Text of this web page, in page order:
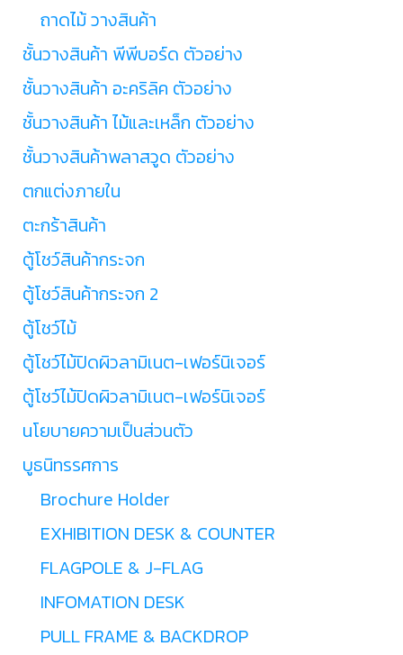
ถาดไม้ วางสินค้า
ชั้นวางสินค้า พีพีบอร์ด ตัวอย่าง
ชั้นวางสินค้า อะคริลิค ตัวอย่าง
ชั้นวางสินค้า ไม้และเหล็ก ตัวอย่าง
ชั้นวางสินค้าพลาสวูด ตัวอย่าง
ตกแต่งภายใน
ตะกร้าสินค้า
ตู้โชว์สินค้ากระจก
ตู้โชว์สินค้ากระจก 2
ตู้โชว์ไม้
ตู้โชว์ไม้ปิดผิวลามิเนต-เฟอร์นิเจอร์
ตู้โชว์ไม้ปิดผิวลามิเนต-เฟอร์นิเจอร์
นโยบายความเป็นส่วนตัว
บูธนิทรรศการ
Brochure Holder
EXHIBITION DESK & COUNTER
FLAGPOLE & J-FLAG
INFOMATION DESK
PULL FRAME & BACKDROP